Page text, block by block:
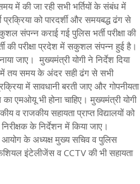
में की जा रही सभी भर्तियों के संबंध में
प्रक्रिया को पारदर्शी और समयबद्ध ढंग से
संपन्न कराई गई पुलिस भर्ती परीक्षा की
की परीक्षा प्रदेश में सकुशल संपन्न हुई है।
जाए।मुख्यमंत्री योगी ने निर्देश दिया
में तय समय के अंदर सही ढंग से सभी
में सावधानी बरती जाए और गोपनीयता
एमओयू भी होना चाहिए। मुख्यमंत्री योगी
व राजकीय सहायता प्राप्त विद्यालयों को
के निर्देशन में किया जाए।
आयोग के अध्यक्ष मुख्य सचिव व पुलिस
इंटेलीजेंस व CCTV की भी सहायता